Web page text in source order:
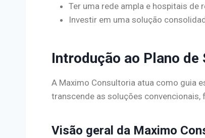
Ter uma rede ampla e hospitais de
Investir em uma solução
Introdução ao Plano
A Maximo Consultoria atua como guia
transcende as soluções convencionais,
Visão geral da Maximo